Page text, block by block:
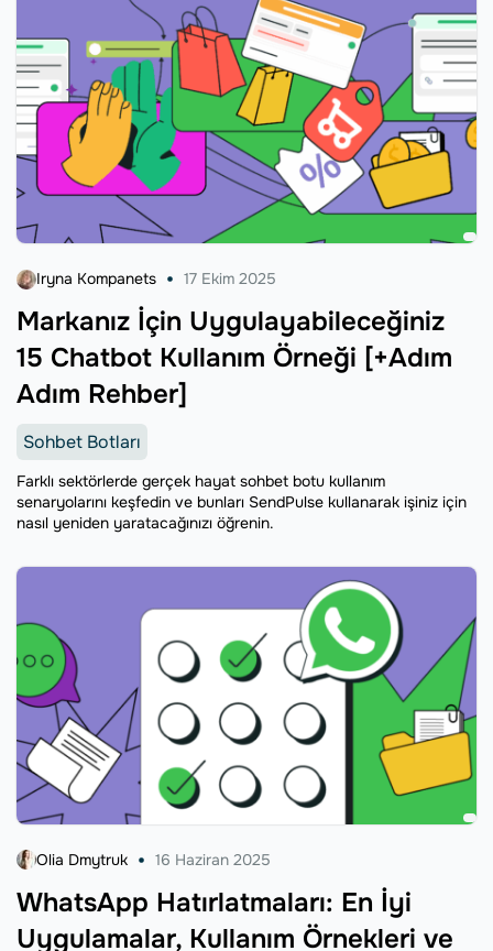
Markanız İçin Uygulayabileceğiniz
15 Chatbot Kullanım Örneği [+Adım
Adım Rehber]
Iryna Kompanets 17 Ekim 2025
Sohbet Botları
Farklı sektörlerde gerçek hayat sohbet botu kullanım
senaryolarını keşfedin ve bunları SendPulse kullanarak işiniz için
nasıl yeniden yaratacağınızı öğrenin.
WhatsApp Hatırlatmaları: En İyi
Uygulamalar, Kullanım Örnekleri ve
Olia Dmytruk 16 Haziran 2025